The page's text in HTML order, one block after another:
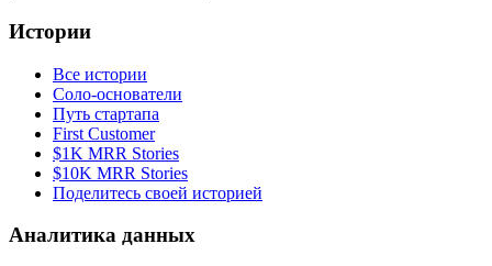
Истории
Все истории
Соло-основатели
Путь стартапа
First Customer
$1K MRR Stories
$10K MRR Stories
Поделитесь своей историей
Аналитика данных